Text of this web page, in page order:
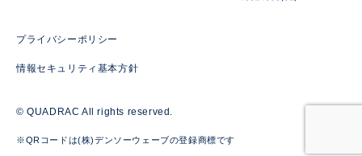
プライバシーポリシー
情報セキュリティ基本方針
© QUADRAC All rights reserved.
※QRコードは(株)デンソーウェーブの登録商標です